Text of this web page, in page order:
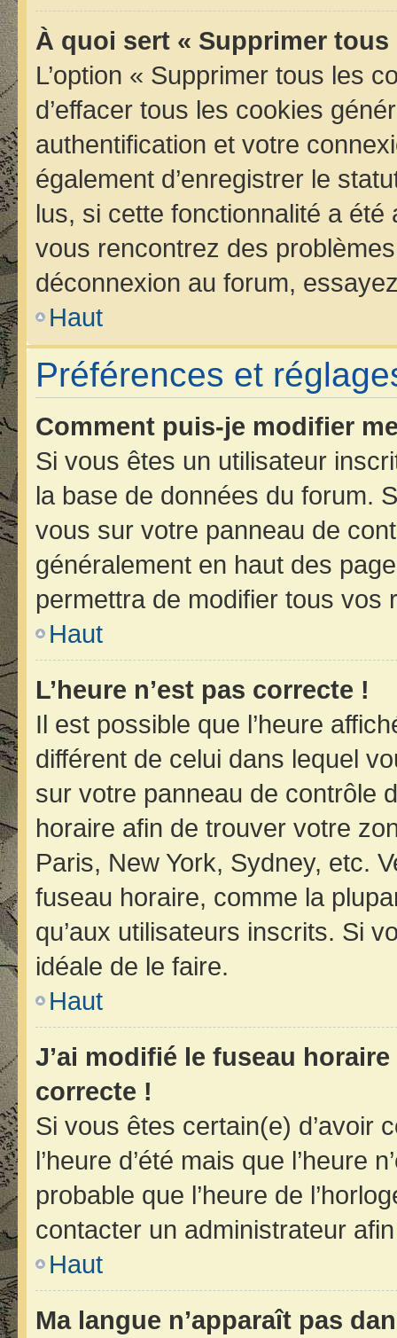
À quoi sert « Supprimer
L’option « Supprimer tous les
d’effacer tous les cookies
authentification et votre
également d’enregistrer le
lus, si cette fonctionnalité a
vous rencontrez des
déconnexion au forum,
Haut
Préférences et
Comment puis-je modifier
Si vous êtes un utilisateur
la base de données du forum.
vous sur votre panneau de
généralement en haut des
permettra de modifier tous
Haut
L’heure n’est pas correcte !
Il est possible que l’heure
différent de celui dans lequel
sur votre panneau de contrôle
horaire afin de trouver votre
Paris, New York, Sydney, etc.
fuseau horaire, comme la
qu’aux utilisateurs inscrits. Si
idéale de le faire.
Haut
J’ai modifié le fuseau
correcte !
Si vous êtes certain(e) d’avoir
l’heure d’été mais que l’heure
probable que l’heure de
contacter un administrateur
Haut
Ma langue n’apparaît pas